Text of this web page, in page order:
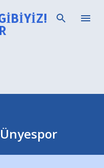
atla